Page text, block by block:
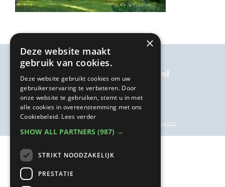
welkom@kairosbijkanker.nl
inschrijf- en annuleringsvoorwaarden
×
Deze website maakt
gebruik van cookies.
Deze website gebruikt cookies om uw
gebruikerservaring te verbeteren. Door
onze website te gebruiken, stemt u in met
alle cookies in overeenstemming met ons
Cookiebeleid. Lees verder
SHOW ALL PARTNERS (987) →
STRIKT NOODZAKELIJK
PRESTATIE